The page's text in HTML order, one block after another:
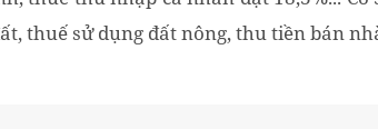
thuế sử dụng đất nông, thu tiền bán